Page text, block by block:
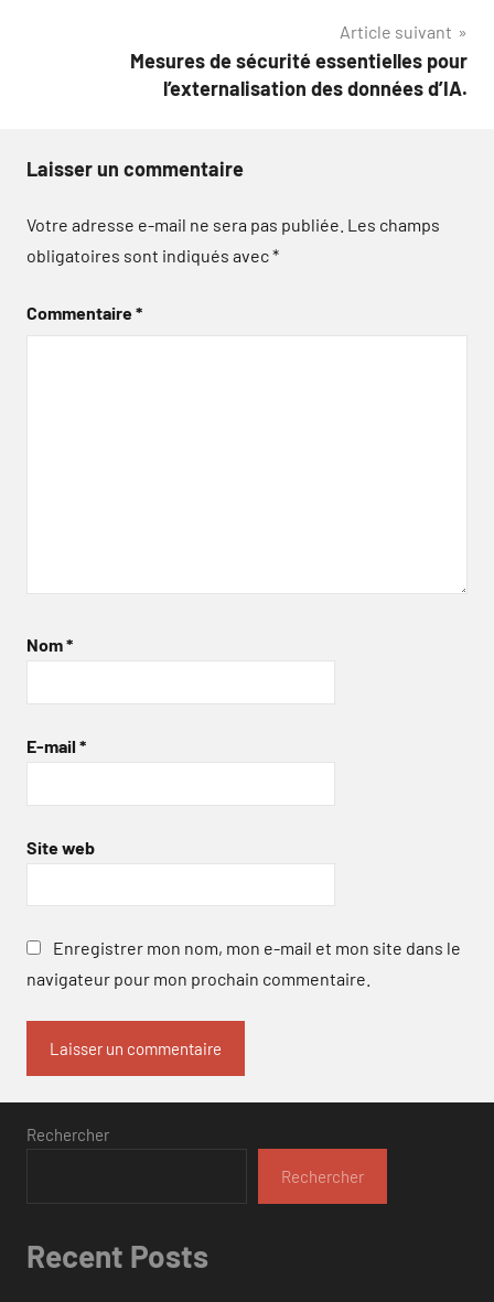
Article suivant
Mesures de sécurité essentielles pour
l’externalisation des données d’IA.
Laisser un commentaire
Votre adresse e-mail ne sera pas publiée. Les champs
obligatoires sont indiqués avec*
Commentaire*
Nom*
E-mail *
Site web
Enregistrer mon nom, mon e-mail et mon site dans le
navigateur pour mon prochain commentaire.
Rechercher
Rechercher
Recent Posts